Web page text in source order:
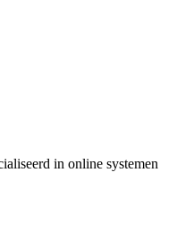
in online systemen